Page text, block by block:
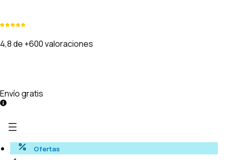
4,8 de +600 valoraciones
Envío gratis
Ofertas